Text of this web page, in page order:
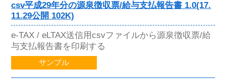
csv平成29年分の源泉徴収票/給与支払報告書 1.0(17.
11.29公開 102K)
e-TAX / eLTAX送信用csvファイルから源泉徴収票/給
与支払報告書を印刷する
サンプル